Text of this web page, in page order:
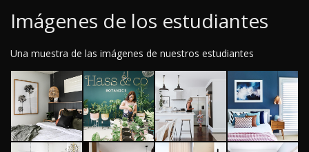
Imágenes de los estudiantes
Una muestra de las imágenes de nuestros estudiantes